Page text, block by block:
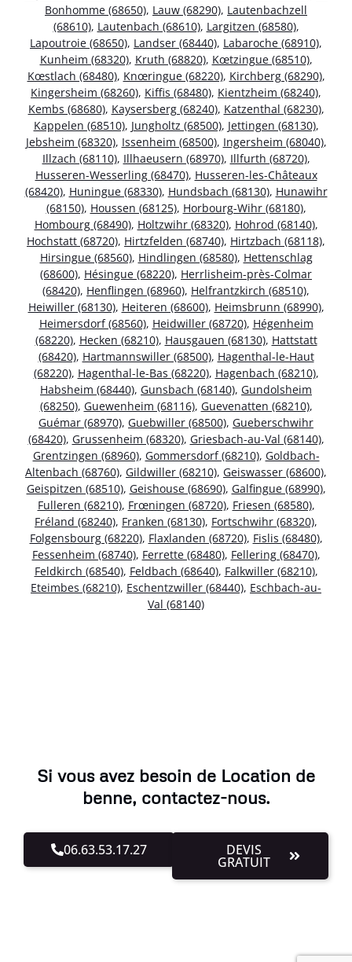
Bonhomme (68650), Lauw (68290), Lautenbachzell
(68610), Lautenbach (68610), Largitzen (68580),
Lapoutroie (68650), Landser (68440), Labaroche (68910),
Kunheim (68320), Kruth (68820), Kœtzingue (68510),
Kœstlach (68480), Knœringue (68220), Kirchberg (68290),
Kingersheim (68260), Kiffis (68480), Kientzheim (68240),
Kembs (68680), Kaysersberg (68240), Katzenthal (68230),
Kappelen (68510), Jungholtz (68500), Jettingen (68130),
Jebsheim (68320), Issenheim (68500), Ingersheim (68040),
Illzach (68110), Illhaeusern (68970), Illfurth (68720),
Husseren-Wesserling (68470), Husseren-les-Châteaux
(68420), Huningue (68330), Hundsbach (68130), Hunawihr
(68150), Houssen (68125), Horbourg-Wihr (68180),
Hombourg (68490), Holtzwihr (68320), Hohrod (68140),
Hochstatt (68720), Hirtzfelden (68740), Hirtzbach (68118),
Hirsingue (68560), Hindlingen (68580), Hettenschlag
(68600), Hésingue (68220), Herrlisheim-près-Colmar
(68420), Henflingen (68960), Helfrantzkirch (68510),
Heiwiller (68130), Heiteren (68600), Heimsbrunn (68990),
Heimersdorf (68560), Heidwiller (68720), Hégenheim
(68220), Hecken (68210), Hausgauen (68130), Hattstatt
(68420), Hartmannswiller (68500), Hagenthal-le-Haut
(68220), Hagenthal-le-Bas (68220), Hagenbach (68210),
Habsheim (68440), Gunsbach (68140), Gundolsheim
(68250), Guewenheim (68116), Guevenatten (68210),
Guémar (68970), Guebwiller (68500), Gueberschwihr
(68420), Grussenheim (68320), Griesbach-au-Val (68140),
Grentzingen (68960), Gommersdorf (68210), Goldbach-
Altenbach (68760), Gildwiller (68210), Geiswasser (68600),
Geispitzen (68510), Geishouse (68690), Galfingue (68990),
Fulleren (68210), Frœningen (68720), Friesen (68580),
Fréland (68240), Franken (68130), Fortschwihr (68320),
Folgensbourg (68220), Flaxlanden (68720), Fislis (68480),
Fessenheim (68740), Ferrette (68480), Fellering (68470),
Feldkirch (68540), Feldbach (68640), Falkwiller (68210),
Eteimbes (68210), Eschentzwiller (68440), Eschbach-au-
Val (68140)
Si vous avez besoin de Location de
benne, contactez-nous.
06.63.53.17.27 DEVIS
GRATUIT